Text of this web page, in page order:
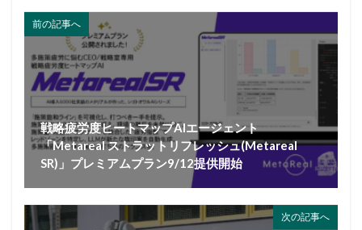
前の記事へ
戦略疲労度ヒートマップAIエージェント
「Metareal ストラットリフレッシュ(Metareal
SR)」プレミアムプラン9/12提供開始
次の記事へ